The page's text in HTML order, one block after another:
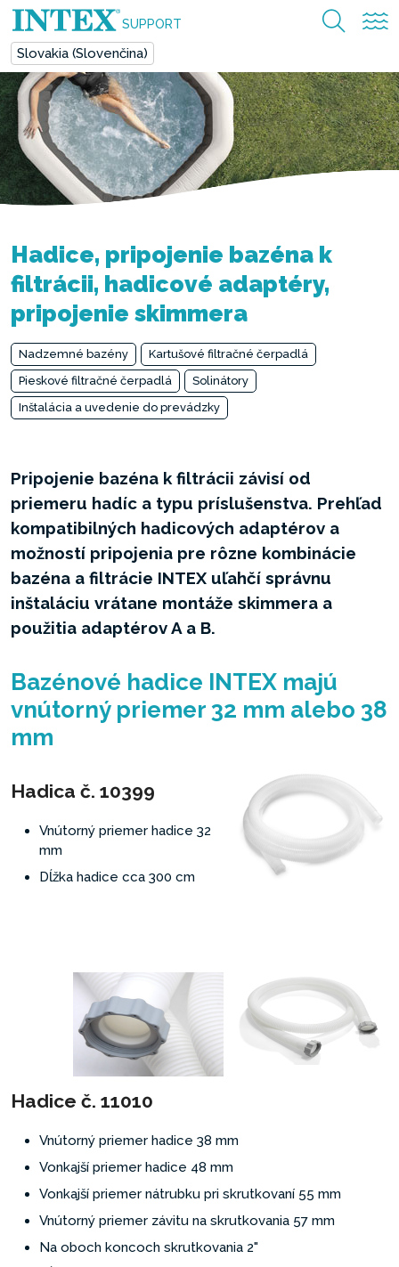
SUPPORT
Slovakia (Slovenčina)
Hadice, pripojenie bazéna k
filtrácii, hadicové adaptéry,
pripojenie skimmera
Nadzemné bazény
Kartušové filtračné čerpadlá
Pieskové filtračné čerpadlá
Solinátory
Inštalácia a uvedenie do prevádzky
Pripojenie bazéna k filtrácii závisí od
priemeru hadíc a typu príslušenstva. Prehľad
kompatibilných hadicových adaptérov a
možností pripojenia pre rôzne kombinácie
bazéna a filtrácie INTEX uľahčí správnu
inštaláciu vrátane montáže skimmera a
použitia adaptérov A a B.
Bazénové hadice INTEX majú
vnútorný priemer 32 mm alebo 38
mm
Hadica č. 10399
Vnútorný priemer hadice 32
mm
Dĺžka hadice cca 300 cm
Hadice č. 11010
Vnútorný priemer hadice 38 mm
Vonkajší priemer hadice 48 mm
Vonkajší priemer nátrubku pri skrutkovaní 55 mm
Vnútorný priemer závitu na skrutkovania 57 mm
Na oboch koncoch skrutkovania 2"